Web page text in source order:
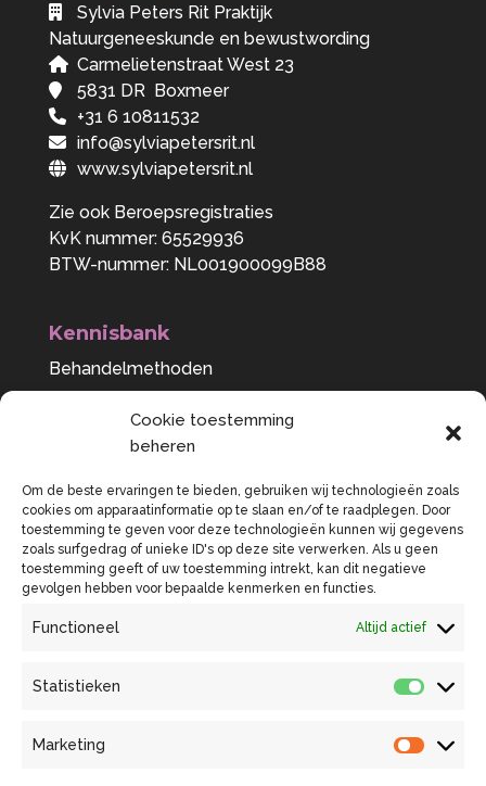
Cookie toestemming
beheren
Om de beste ervaringen te bieden, gebruiken wij technologieën zoals
cookies om apparaatinformatie op te slaan en/of te raadplegen. Door
toestemming te geven voor deze technologieën kunnen wij gegevens
zoals surfgedrag of unieke ID's op deze site verwerken. Als u geen
toestemming geeft of uw toestemming intrekt, kan dit negatieve
gevolgen hebben voor bepaalde kenmerken en functies.
Functioneel Altijd actief
Statistieken
Marketing
Sylvia Peters Rit Praktijk
Natuurgeneeskunde en bewustwording
Carmelietenstraat West 23
5831 DR Boxmeer
+31 6 10811532
info@sylviapetersrit.nl
www.sylviapetersrit.nl
Zie ook Beroepsregistraties
KvK nummer: 65529936
BTW-nummer: NL001900099B88
Kennisbank
Behandelmethoden
Voeding als medicijn
Behandelovereenkomst en tarieven